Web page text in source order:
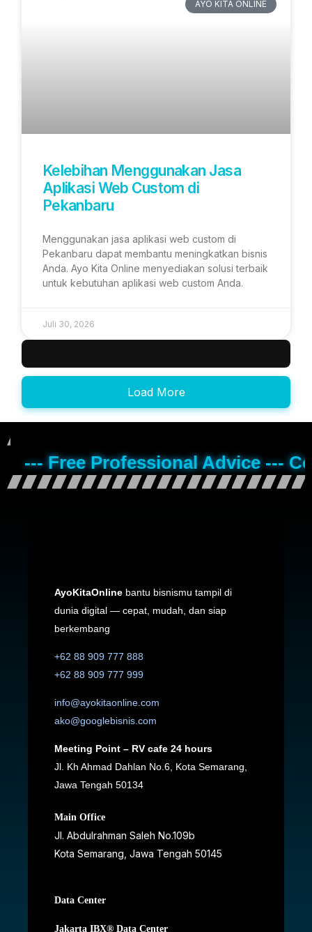
AYO KITA ONLINE
Kelebihan Menggunakan Jasa
Aplikasi Web Custom di
Pekanbaru
Menggunakan jasa aplikasi web custom di
Pekanbaru dapat membantu meningkatkan bisnis
Anda. Ayo Kita Online menyediakan solusi terbaik
untuk kebutuhan aplikasi web custom Anda.
Juli 30, 2026
Load More
--- Free Professional Advice ---
AyoKitaOnlinebantu bisnismu tampil di
dunia digital — cepat, mudah, dan siap
berkembang
+62 88 909 777 888
+62 88 909 777 999
info@ayokitaonline.com
ako@googlebisnis.com
Meeting Point – RV cafe 24 hours
Jl. Kh Ahmad Dahlan No.6, Kota Semarang,
Jawa Tengah 50134
Main Office
Jl. Abdulrahman Saleh No.109b
Kota Semarang, Jawa Tengah 50145
Data Center
Jakarta IBX® Data Center